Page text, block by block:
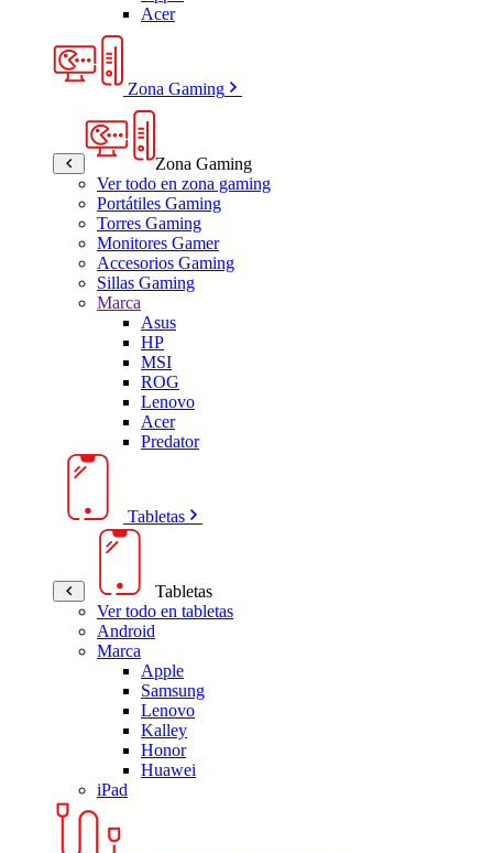
Acer
Zona Gaming
Zona Gaming
Ver todo en zona gaming
Portátiles Gaming
Torres Gaming
Monitores Gamer
Accesorios Gaming
Sillas Gaming
Marca
Asus
HP
MSI
ROG
Lenovo
Acer
Predator
Tabletas
Tabletas
Ver todo en tabletas
Android
Marca
Apple
Samsung
Lenovo
Kalley
Honor
Huawei
iPad